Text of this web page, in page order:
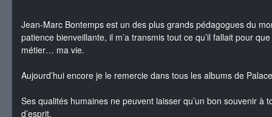
Jean-Marc Bontemps est un des plus grands pédagogues du
patience bienveillante, il m’a transmis tout ce qu’il fallait pour
métier… ma vie.
Aujourd’hui encore je le remercie dans tous les albums de
Ses qualités humaines ne peuvent laisser qu’un bon souvenir à
d’esprit.